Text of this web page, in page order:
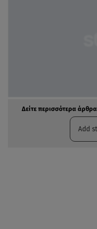
Δείτε περισσότερα
Add